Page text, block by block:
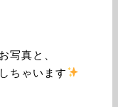
写真と、
ちゃいます